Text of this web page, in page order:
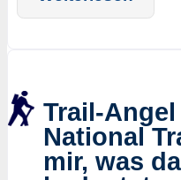
Trail-
National
mir, was